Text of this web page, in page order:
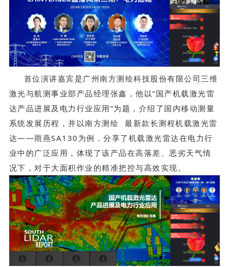
首位演讲嘉宾是广州南方测绘科技股份有限公司三维
激光与航测事业部产品经理张鑫，他以“国产机载激光雷
达产品进展及电力行业应用”为题，介绍了国内移动测量
系统发展历程，并以南方测绘
最新款长测程机载激光雷
达——雨燕SA130为例，分享了机载激光雷达在电力行
业中的广泛应用，体现了该产品在高落差、恶劣天气情
况下，对于大面积作业的精准把控与高效实现。